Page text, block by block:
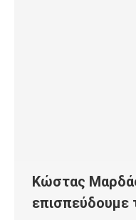
Κώστας
επισπεύδουμε